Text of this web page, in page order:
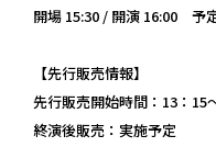
開場 15:30 / 開演 16:00 予
【先行販売情報】
先行販売開始時間：13：15
終演後販売：実施予定